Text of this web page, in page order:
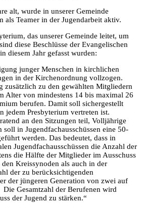
alt, wurde in unserer Gemeinde
als Teamer in der Jugendarbeit aktiv.
das unserer Gemeinde leitet, um
diese Beschlüsse der Evangelischen
diesem Jahr gefasst wurden:
junger Menschen in kirchlichen
in der Kirchenordnung vollzogen.
zusätzlich zu den gewählten Mitgliedern
Alter von mindestens 14 bis maximal 26
berufen. Damit soll sichergestellt
jedem Presbyterium vertreten ist.
an den Sitzungen teil, Volljährige
soll in Jugendfachausschüssen eine 50-
werden. Das bedeutet, dass in
Jugendfachausschüssen die Anzahl der
die Hälfte der Mitglieder im Ausschuss
Kreissynoden als auch in der
der zu berücksichtigenden
der jüngeren Generation von zwei auf
Gesamtzahl der Berufenen wird
der Jugend zu stärken.“